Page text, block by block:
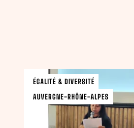
ÉGALITÉ & DIVERSITÉ
AUVERGNE-RHÔNE-ALPES